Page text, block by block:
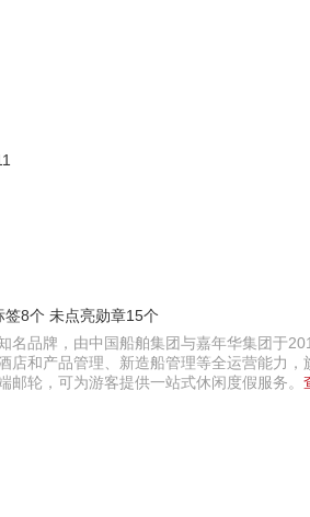
签8个 未点亮勋章15个
名品牌，由中国船舶集团与嘉年华集团于
店和产品管理、新造船管理等全运营能力
轮，可为游客提供一站式休闲度假服务。